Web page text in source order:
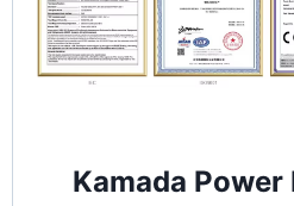
Kamada